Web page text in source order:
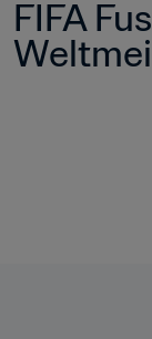
FIFA